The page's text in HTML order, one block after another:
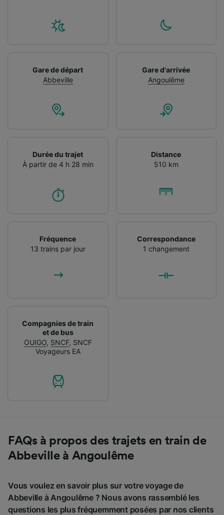
Gare de départ
Abbeville
Gare d'arrivée
Angoulême
Durée du trajet
À partir de 4 h 28 min
Distance
510 km
Fréquence
13 trains par jour
Correspondance
1 changement
Compagnies de train
et de bus
OUIGO, SNCF, SNCF
Voyageurs EA
FAQs à propos des trajets en train de
Abbeville à Angoulême
Vous voulez en savoir plus sur votre voyage de
Abbeville à Angoulême ? Nous avons rassemblé les
questions les plus fréquemment posées par nos clients